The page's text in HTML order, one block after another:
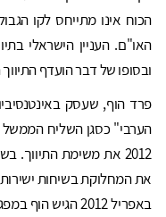
הכוח אינו מתייחס לקו
האו"ם. העניין הישראלי
ובסופו של דבר הועדף
פרד הוף, שעסק
הערבי" כסגן השליח
2012 את משימת
את המחלוקת בשיחות
באפריל 2012